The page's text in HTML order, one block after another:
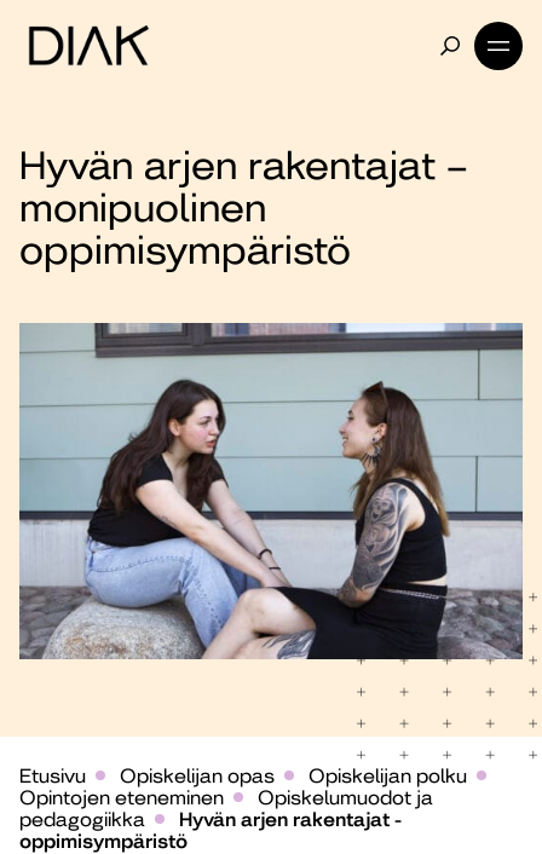
Hyvän arjen rakentajat –
monipuolinen
oppimisympäristö
Etusivu Opiskelijan opas
Opiskelijan polku
Opintojen eteneminen
Opiskelumuodot ja
pedagogiikka
Hyvän arjen rakentajat -
oppimisympäristö